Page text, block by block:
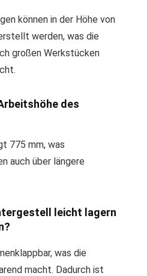
können in der Höhe von
werden, was die
großen Werkstücken
des
775 mm, was
auch über längere
leicht lagern
was die
macht. Dadurch ist